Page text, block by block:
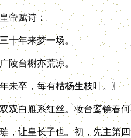
帝赋诗：
年来梦一场。
台榭亦荒凉。
卒，每有枯杨生枝叶。〗
白雁系红丝。妆台鸾镜春何
让皇长子也。初，先主第四